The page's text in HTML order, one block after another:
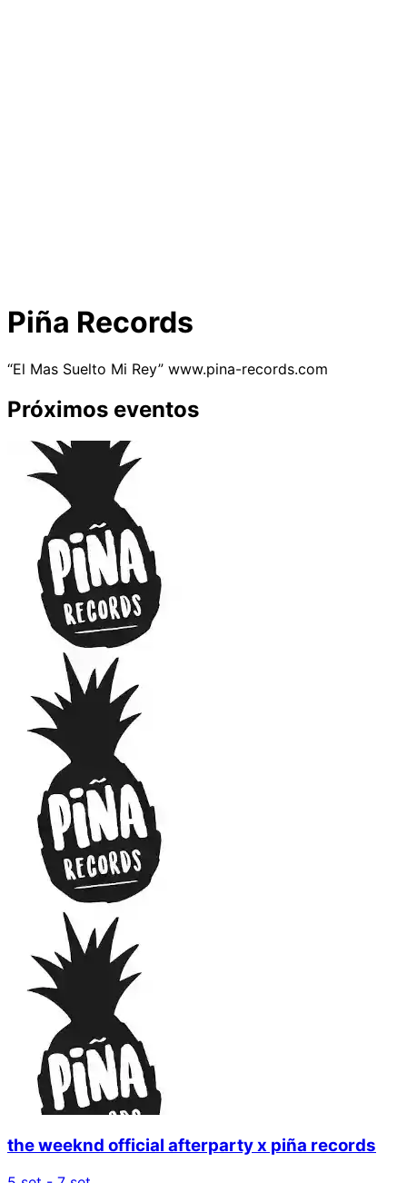
Piña Records
“El Mas Suelto Mi Rey” www.pina-records.com
Próximos eventos
the weeknd official afterparty x piña records